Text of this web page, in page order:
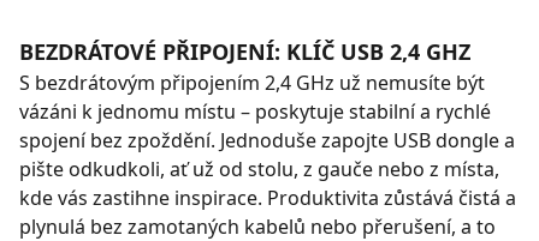
BEZDRÁTOVÉ PŘIPOJENÍ: KLÍČ USB 2,4 GHZ
S bezdrátovým připojením 2,4 GHz už nemusíte být
vázáni k jednomu místu – poskytuje stabilní a rychlé
spojení bez zpoždění. Jednoduše zapojte USB dongle a
pište odkudkoli, ať už od stolu, z gauče nebo z místa,
kde vás zastihne inspirace. Produktivita zůstává čistá a
plynulá bez zamotaných kabelů nebo přerušení, a to